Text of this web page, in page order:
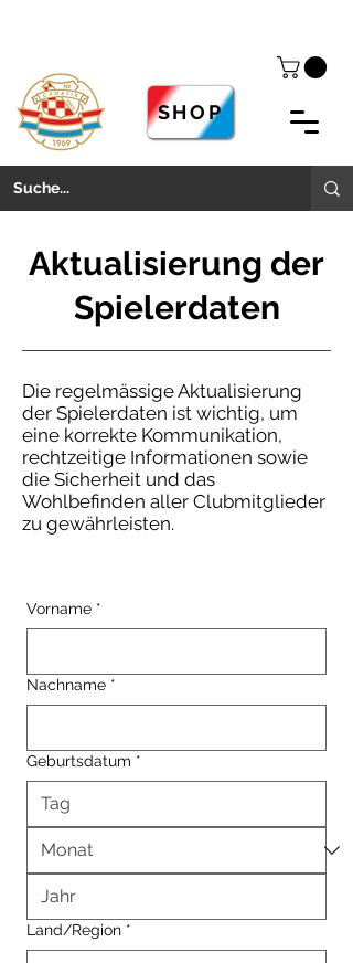
SHOP
Aktualisierung der
Spielerdaten
Die regelmässige Aktualisierung
der Spielerdaten ist wichtig, um
eine korrekte Kommunikation,
rechtzeitige Informationen sowie
die Sicherheit und das
Wohlbefinden aller Clubmitglieder
zu gewährleisten.
Vorname *
Nachname *
Geburtsdatum *
Mehrzeilige Adresse
Land/Region *